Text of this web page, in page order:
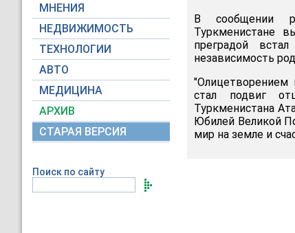
МНЕНИЯ
НЕДВИЖИМОСТЬ
ТЕХНОЛОГИИ
АВТО
МЕДИЦИНА
АРХИВ
СТАРАЯ ВЕРСИЯ
Поиск по сайту
В сообщении
Туркменистане
преградой
независимость
стал подвиг
Туркменистана
Юбилей Великой
мир на земле и